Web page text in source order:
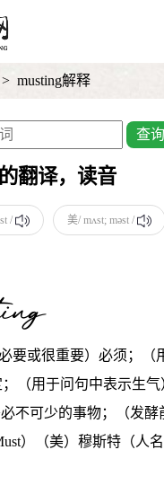
musting解释
查询
翻译，读音
/ 美/ mʌst; məst /
要或很重要）必须；
；（用于问句中表示生
不可少的事物；（发
）（美）穆斯特（人名